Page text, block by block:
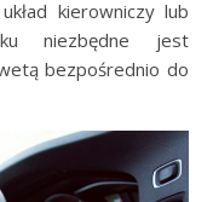
kierowniczy lub
niezbędne jest
bezpośrednio do